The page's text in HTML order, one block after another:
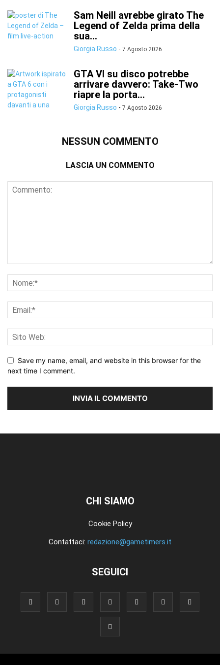
Sam Neill avrebbe girato The
Legend of Zelda prima della
sua...
Giorgia Russo - 7 Agosto 2026
GTA VI su disco potrebbe
arrivare davvero: Take-Two
riapre la porta...
Giorgia Russo - 7 Agosto 2026
NESSUN COMMENTO
LASCIA UN COMMENTO
Save my name, email, and website in this browser for the
next time I comment.
CHI SIAMO
Cookie Policy
Contattaci: redazione@gametimers.it
SEGUICI